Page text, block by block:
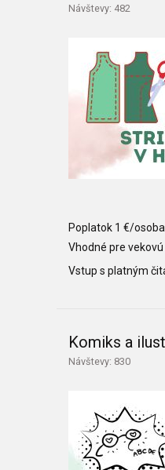
Návštevy: 482
Poplatok 1 €/osoba.
Vhodné pre
Vstup s platným
Komiks a
Návštevy: 830